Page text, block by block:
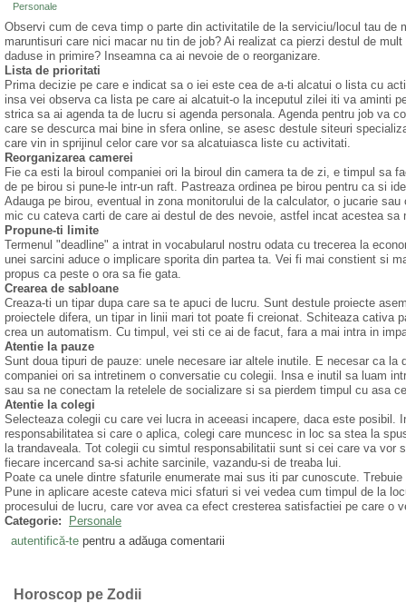
Personale
Observi cum de ceva timp o parte din activitatile de la serviciu/locul tau de
maruntisuri care nici macar nu tin de job? Ai realizat ca pierzi destul de
daduse in primire? Inseamna ca ai nevoie de o reorganizare.
Lista de prioritati
Prima decizie pe care e indicat sa o iei este cea de a-ti alcatui o lista cu
insa vei observa ca lista pe care ai alcatuit-o la inceputul zilei iti va aminti
strica sa ai agenda ta de lucru si agenda personala. Agenda pentru job va
care se descurca mai bine in sfera online, se asesc destule siteuri
care vin in sprijinul celor care vor sa alcatuiasca liste cu activitati.
Reorganizarea camerei
Fie ca esti la biroul companiei ori la biroul din camera ta de zi, e timpul sa
de pe birou si pune-le intr-un raft. Pastreaza ordinea pe birou pentru ca si
Adauga pe birou, eventual in zona monitorului de la calculator, o jucarie
mic cu cateva carti de care ai destul de des nevoie, astfel incat acestea
Propune-ti limite
Termenul "deadline" a intrat in vocabularul nostru odata cu trecerea la
unei sarcini aduce o implicare sporita din partea ta. Vei fi mai constient si
propus ca peste o ora sa fie gata.
Crearea de sabloane
Creaza-ti un tipar dupa care sa te apuci de lucru. Sunt destule proiecte
proiectele difera, un tipar in linii mari tot poate fi creionat. Schiteaza cativa
crea un automatism. Cu timpul, vei sti ce ai de facut, fara a mai intra in
Atentie la pauze
Sunt doua tipuri de pauze: unele necesare iar altele inutile. E necesar ca
companiei ori sa intretinem o conversatie cu colegii. Insa e inutil sa luam
sau sa ne conectam la retelele de socializare si sa pierdem timpul cu asa
Atentie la colegi
Selecteaza colegii cu care vei lucra in aceeasi incapere, daca este posibil.
responsabilitatea si care o aplica, colegi care muncesc in loc sa stea la
la trandaveala. Tot colegii cu simtul responsabilitatii sunt si cei care va
fiecare incercand sa-si achite sarcinile, vazandu-si de treaba lui.
Poate ca unele dintre sfaturile enumerate mai sus iti par cunoscute.
Pune in aplicare aceste cateva mici sfaturi si vei vedea cum timpul de la
procesului de lucru, care vor avea ca efect cresterea satisfactiei pe care o
Categorie:
Personale
autentifică-tepentru a adăuga comentarii
Horoscop pe Zodii